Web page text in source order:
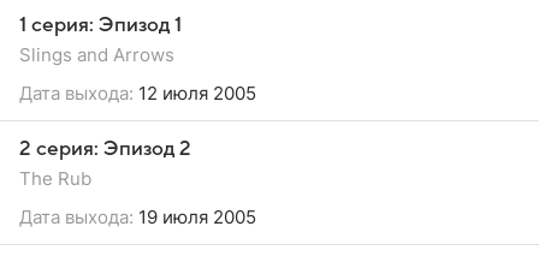
1 серия: Эпизод 1
Slings and Arrows
Дата выхода: 12 июля 2005
2 серия: Эпизод 2
The Rub
Дата выхода: 19 июля 2005